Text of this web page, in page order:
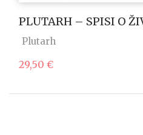
PLUTARH – SPISI O
Plutarh
29,50 €